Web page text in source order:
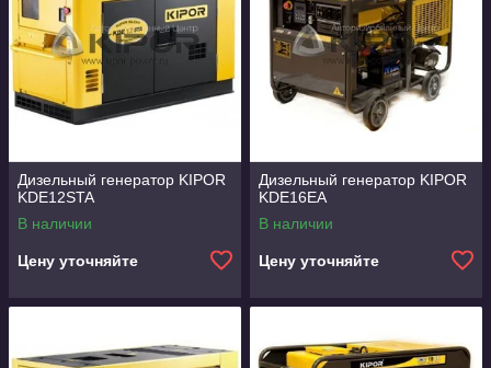
Дизельный генератор KIPOR
KDE12STA
В наличии
Цену уточняйте
Дизельный генератор KIPOR
KDE16EA
В наличии
Цену уточняйте